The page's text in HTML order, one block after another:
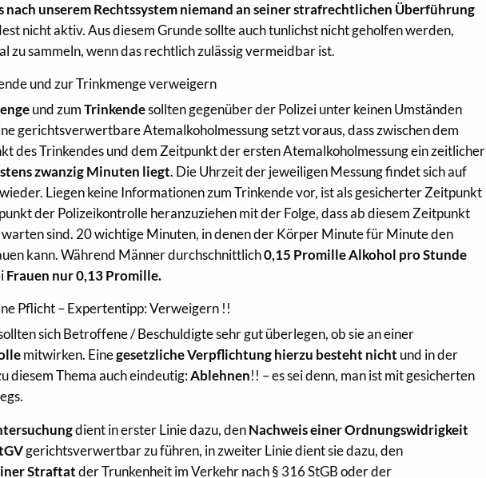
nach unserem Rechtssystem niemand an seiner strafrechtlichen Überführung
nicht aktiv. Aus diesem Grunde sollte auch tunlichst nicht geholfen werden,
zu sammeln, wenn das rechtlich zulässig vermeidbar ist.
und zur Trinkmenge verweigern
und zumTrinkendesollten gegenüber der Polizei unter keinen Umständen
gerichtsverwertbare Atemalkoholmessung setzt voraus, dass zwischen dem
des Trinkendes und dem Zeitpunkt der ersten Atemalkoholmessung ein zeitlicher
zwanzig Minuten liegt. Die Uhrzeit der jeweiligen Messung findet sich auf
Liegen keine Informationen zum Trinkende vor, ist als gesicherter Zeitpunkt
der Polizeikontrolle heranzuziehen mit der Folge, dass ab diesem Zeitpunkt
sind. 20 wichtige Minuten, in denen der Körper Minute für Minute den
kann. Während Männer durchschnittlich0,15 Promille Alkohol pro Stunde
Frauen nur 0,13 Promille.
Pflicht – Expertentipp: Verweigern !!
sich Betroffene / Beschuldigte sehr gut überlegen, ob sie an einer
mitwirken. Einegesetzliche Verpflichtung hierzu besteht nicht und in der
diesem Thema auch eindeutig:Ablehnen!! – es sei denn, man ist mit gesicherten
dient in erster Linie dazu, denNachweis einer Ordnungswidrigkeit
gerichtsverwertbar zu führen, in zweiter Linie dient sie dazu, den
Straftatder Trunkenheit im Verkehr nach § 316 StGB oder der